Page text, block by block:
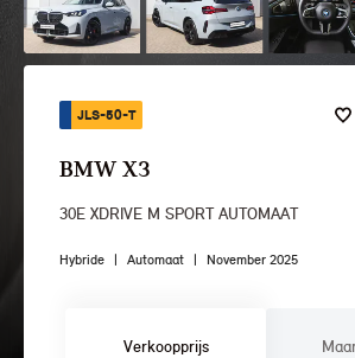
JLS-50-T
BMW X3
30E XDRIVE M SPORT AUTOMAAT
Hybride | Automaat | November 2025
Verkoopprijs